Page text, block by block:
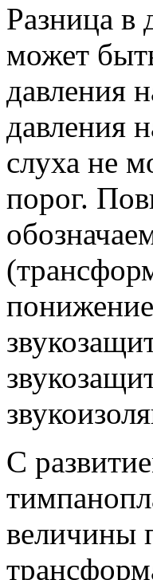
Разница в
может
давления
давления
слуха не
порог.
С
величины